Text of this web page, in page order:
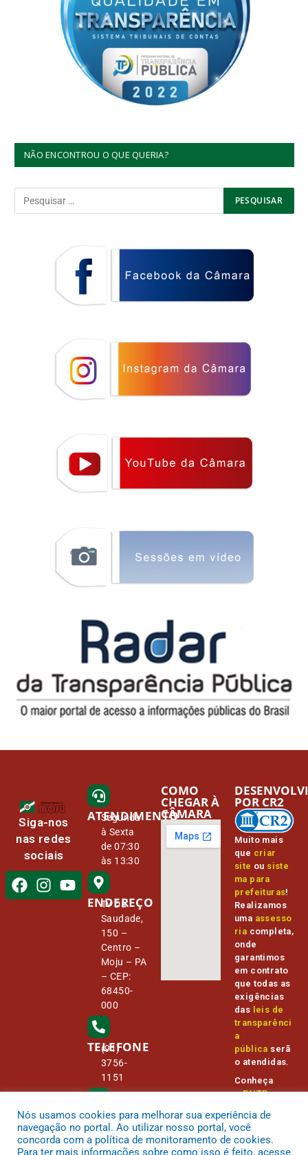
NÃO ENCONTROU O QUE QUERIA?
Siga-nos
nas redes
sociais
ATENDIMENTO
Segunda
à Sexta
de 07:30
às 13:30
ENDEREÇO
Tv Da
Saudade,
150 –
Centro –
Moju – PA
– CEP:
68450-
000
TELEFONE
(91)
3756-
1151
E-MAIL
camara@
cmmoju.p
a.gov.br
COMO
CHEGAR À
CÂMARA
Muito mais
que criar
site ou siste
ma para
prefeituras!
Realizamos
uma assesso
ria completa,
onde
garantimos
em contrato
que todas as
exigências
das leis de
transparênci
a
pública serã
o atendidas.
Conheça
oPNTPe
Transparênc
ia Pública
POR CR2
Nós usamos cookies para melhorar sua experiência de
navegação no portal. Ao utilizar nosso portal, você
concorda com a política de monitoramento de cookies.
Para ter mais informações sobre como isso é feito, acesse